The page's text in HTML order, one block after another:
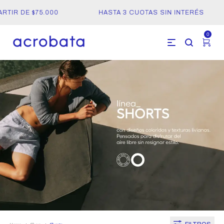
DE $75.000 HASTA 3 CUOTAS SIN INTERÉS
0